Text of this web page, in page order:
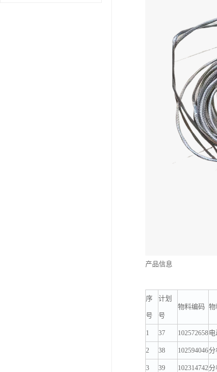
产品信息
序
号
计划
号
物料编码 物
1 37 102572658
2 38 102594046
3 39 102314742